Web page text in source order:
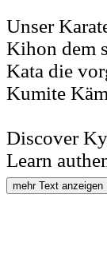
Unser
Kihon dem
Kata die
Kumite
Discover
Learn
mehr Text anzeigen